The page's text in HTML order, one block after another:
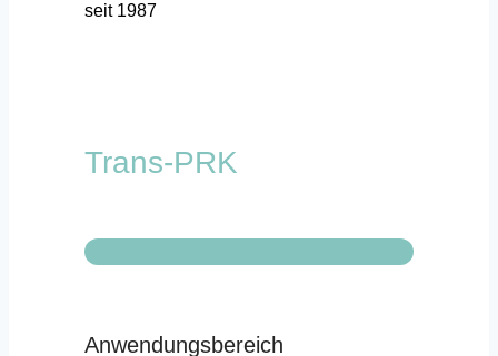
seit 1987
Trans-PRK
Anwendungsbereich